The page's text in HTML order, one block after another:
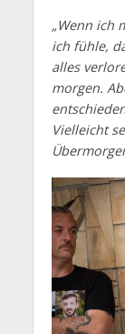
„Wenn ich
ich fühle,
alles
morgen.
Vielleicht